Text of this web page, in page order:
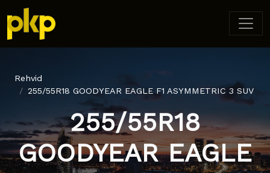
Rehvid
255/55R18 GOODYEAR EAGLE F1 ASYMMETRIC 3 SUV
255/55R18
GOODYEAR EAGLE